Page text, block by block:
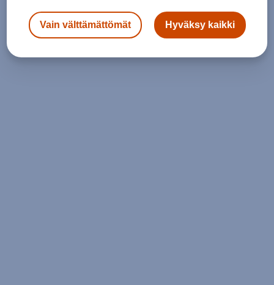
Vain välttämättömät Hyväksy kaikki